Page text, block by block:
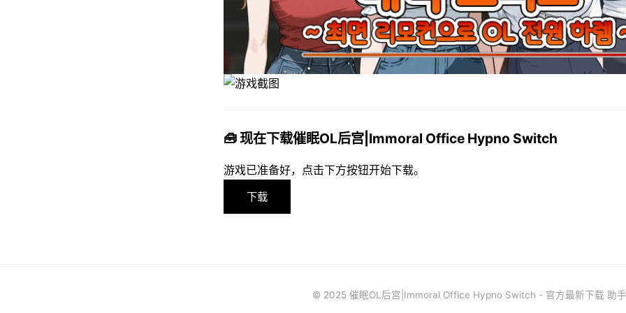
🧰 现在下载催眠OL后宫|Immoral Office Hypno Switch
游戏已准备好，点击下方按钮开始下载。
下载
© 2025 催眠OL后宫|Immoral Office Hypno Switch - 官方最新下载 助手